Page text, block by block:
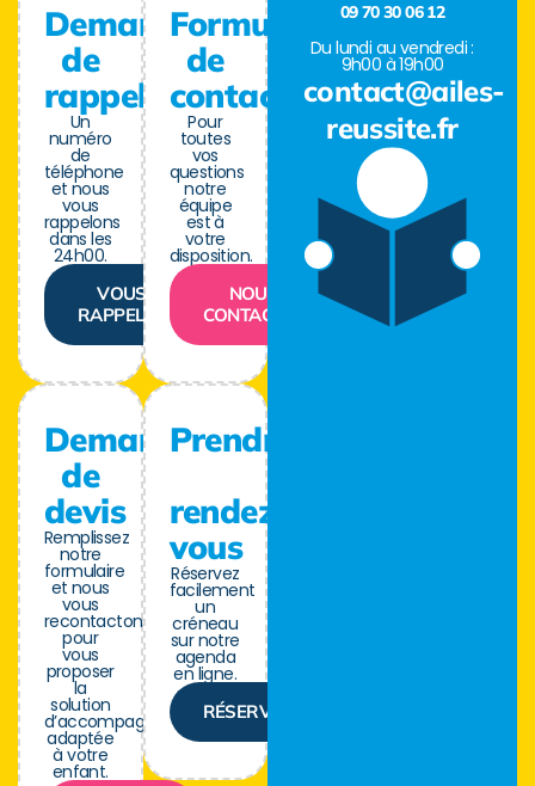
Demande
de
rappel
Un
numéro
de
téléphone
et nous
vous
rappelons
dans les
24h00.
VOUS
RAPPELER
Demande
de
devis
Remplissez
notre
formulaire
et nous
vous
recontactons
pour
vous
proposer
la
solution
d’accompagnement
adaptée
à votre
enfant.
Formulaire
de
contact
Pour
toutes
vos
questions
notre
équipe
est à
votre
disposition.
NOUS
CONTACTER
Prendre
rendez-
vous
Réservez
facilement
un
créneau
sur notre
agenda
en ligne.
RÉSERVER
09 70 30 06 12
Du lundi au vendredi :
9h00 à 19h00
contact@ailes-
reussite.fr